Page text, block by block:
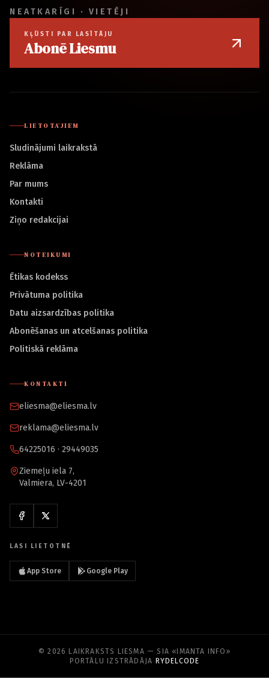
NEATKARĪGI · VIETĒJI
KĻŪSTI PAR LASĪTĀJU
Abonē Liesmu
LIETOTĀJIEM
Sludinājumi laikrakstā
Reklāma
Par mums
Kontakti
Ziņo redakcijai
NOTEIKUMI
Ētikas kodekss
Privātuma politika
Datu aizsardzības politika
Abonēšanas un atcelšanas politika
Politiskā reklāma
KONTAKTI
eliesma@eliesma.lv
reklama@eliesma.lv
64225016 · 29449035
Ziemeļu iela 7,
Valmiera, LV-4201
LASI LIETOTNĒ
App Store Google Play
© 2026 LAIKRAKSTS LIESMA — SIA «IMANTA INFO»
PORTĀLU IZSTRĀDĀJA RYDELCODE